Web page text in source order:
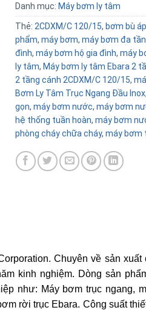
Danh mục: Máy bơm ly tâm
Thẻ: 2CDXM/C 120/15, bơm bù áp
phẩm, máy bơm, máy bơm đa
đình, máy bơm hộ gia đình, máy
ly tâm, Máy bơm ly tâm Ebara 2
2 tầng cánh 2CDXM/C 120/15,
Bơm Ly Tâm Trục Ngang Đầu Inox,
gọn, máy bơm nước, máy bơm
hệ thống tuần hoàn, máy bơm
phòng cháy chữa cháy, máy bơm
Chuyên về sản
kinh nghiệm. Dòng sản
như: Máy bơm trục ngang,
rời trục Ebara. Công suất